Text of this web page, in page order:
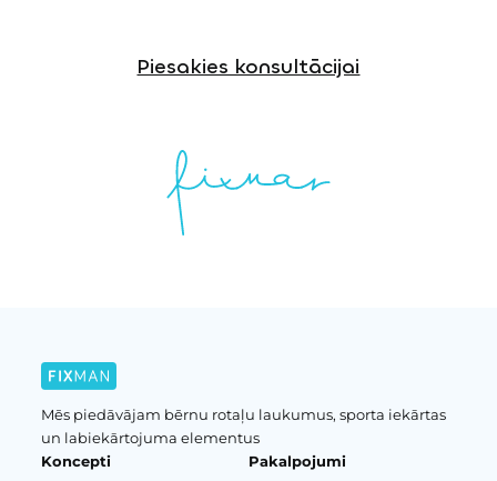
Piesakies konsultācijai
Mēs piedāvājam bērnu rotaļu laukumus, sporta iekārtas
un labiekārtojuma elementus
Koncepti
Pakalpojumi